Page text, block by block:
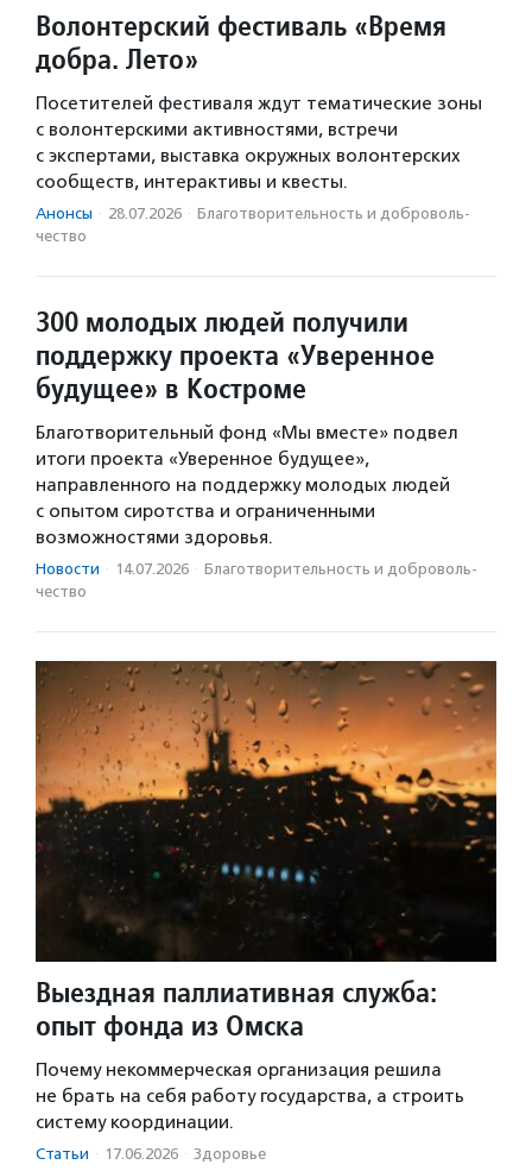
Волонтерский фестиваль «Время
добра. Лето»
Посетителей фестиваля ждут тематические зоны
с волонтерскими активностями, встречи
с экспертами, выставка окружных волонтерских
сообществ, интерактивы и квесты.
Анонсы · 28.07.2026 · Благотвори­тель­ность и доброволь­
чест­во
300 молодых людей получили
поддержку проекта «Уверенное
будущее» в Костроме
Благотворительный фонд «Мы вместе» подвел
итоги проекта «Уверенное будущее»,
направленного на поддержку молодых людей
с опытом сиротства и ограниченными
возможностями здоровья.
Новости · 14.07.2026 · Благотвори­тель­ность и доброволь­
чест­во
Выездная паллиативная служба:
опыт фонда из Омска
Почему некоммерческая организация решила
не брать на себя работу государства, а строить
систему координации.
Статьи · 17.06.2026 · Здоровье